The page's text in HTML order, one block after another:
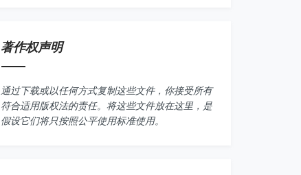
著作权声明
通过下载或以任何方式复制这些文件，你接受所有
符合适用版权法的责任。将这些文件放在这里，是
假设它们将只按照公平使用标准使用。